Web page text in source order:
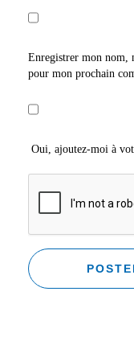
Enregistrer mon nom,
pour mon prochain
Oui, ajoutez-moi à